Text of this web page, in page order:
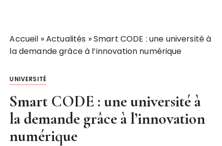
Accueil »Actualités »Smart CODE : une université à
la demande grâce à l’innovation numérique
UNIVERSITÉ
Smart CODE : une université à
la demande grâce à l’innovation
numérique